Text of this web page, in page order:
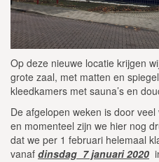
Op deze nieuwe locatie krijgen
grote zaal, met matten en
kleedkamers met sauna’s en
De afgelopen weken is door
en momenteel zijn we hier nog
dat we per 1 februari helemaal
vanaf dinsdag 7 januari 2020